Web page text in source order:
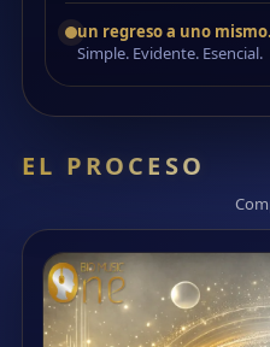
un regreso a uno mismo.
Simple. Evidente. Esencial.
EL PROCESO